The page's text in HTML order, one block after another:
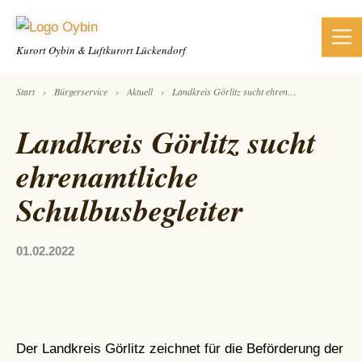
Kurort Oybin &Luftkurort Lückendorf
Start › Bürgerservice › Aktuell › Landkreis Görlitz sucht ehrenamtliche Schulbusbegleiter
Landkreis Görlitz sucht
ehrenamtliche
Schulbusbegleiter
01.02.2022
Der Landkreis Görlitz zeichnet für die Beförderung der